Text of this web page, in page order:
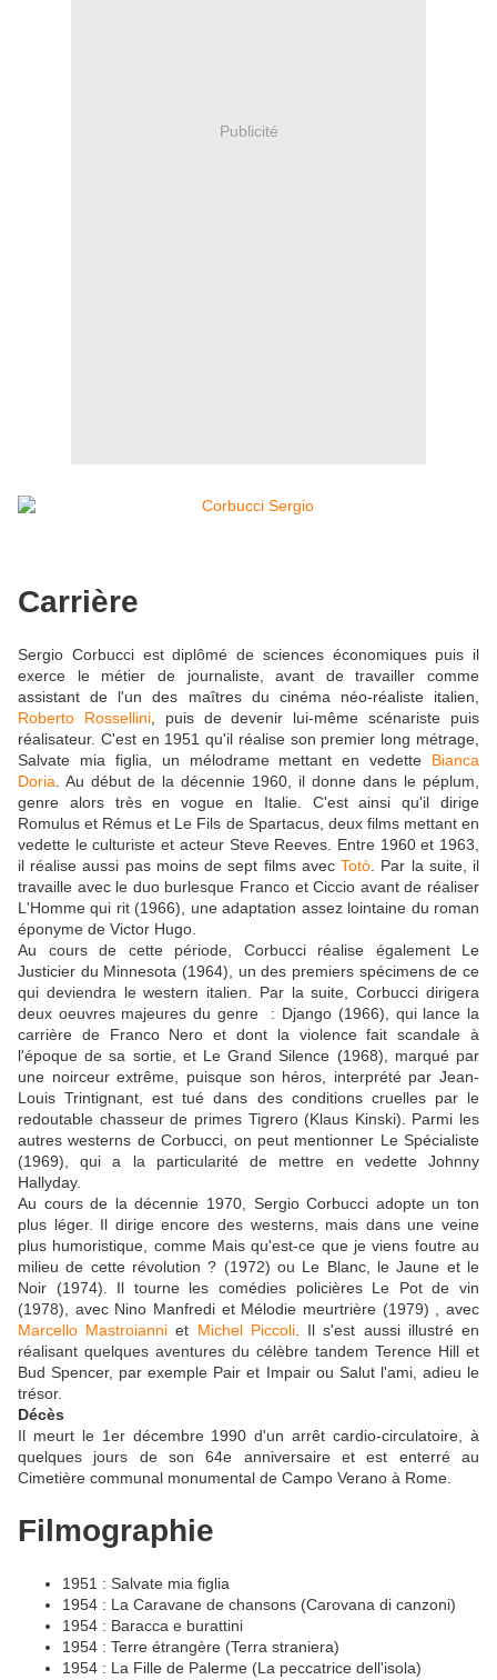
Publicité
Carrière
Sergio Corbucci est diplômé de sciences économiques puis il
exerce le métier de journaliste, avant de travailler comme
assistant de l'un des maîtres du cinéma néo-réaliste italien,
Roberto Rossellini, puis de devenir lui-même scénariste puis
réalisateur. C'est en 1951 qu'il réalise son premier long métrage,
Salvate mia figlia, un mélodrame mettant en vedette Bianca
Doria . Au début de la décennie 1960, il donne dans le péplum,
genre alors très en vogue en Italie. C'est ainsi qu'il dirige
Romulus et Rémus et Le Fils de Spartacus, deux films mettant en
vedette le culturiste et acteur Steve Reeves. Entre 1960 et 1963,
il réalise aussi pas moins de sept films avecTotò . Par la suite, il
travaille avec le duo burlesque Franco et Ciccio avant de réaliser
L'Homme qui rit (1966), une adaptation assez lointaine du roman
éponyme de Victor Hugo.
Au cours de cette période, Corbucci réalise également Le
Justicier du Minnesota (1964), un des premiers spécimens de ce
qui deviendra le western italien. Par la suite, Corbucci dirigera
deux oeuvres majeures du genre : Django (1966), qui lance la
carrière de Franco Nero et dont la violence fait scandale à
l'époque de sa sortie, et Le Grand Silence (1968), marqué par
une noirceur extrême, puisque son héros, interprété par Jean-
Louis Trintignant, est tué dans des conditions cruelles par le
redoutable chasseur de primes Tigrero (Klaus Kinski). Parmi les
autres westerns de Corbucci, on peut mentionner Le Spécialiste
(1969), qui a la particularité de mettre en vedette Johnny
Hallyday.
Au cours de la décennie 1970, Sergio Corbucci adopte un ton
plus léger. Il dirige encore des westerns, mais dans une veine
plus humoristique, comme Mais qu'est-ce que je viens foutre au
milieu de cette révolution ? (1972) ou Le Blanc, le Jaune et le
Noir (1974). Il tourne les comédies policières Le Pot de vin
(1978), avec Nino Manfredi et Mélodie meurtrière (1979) , avec
Marcello Mastroianni et Michel Piccoli. Il s'est aussi illustré en
réalisant quelques aventures du célèbre tandem Terence Hill et
Bud Spencer, par exemple Pair et Impair ou Salut l'ami, adieu le
trésor.
Décès
Il meurt le 1er décembre 1990 d'un arrêt cardio-circulatoire, à
quelques jours de son 64e anniversaire et est enterré au
Cimetière communal monumental de Campo Verano à Rome.
Filmographie
1951 : Salvate mia figlia
1954 : La Caravane de chansons (Carovana di canzoni)
1954 : Baracca e burattini
1954 : Terre étrangère (Terra straniera)
1954 : La Fille de Palerme (La peccatrice dell'isola)